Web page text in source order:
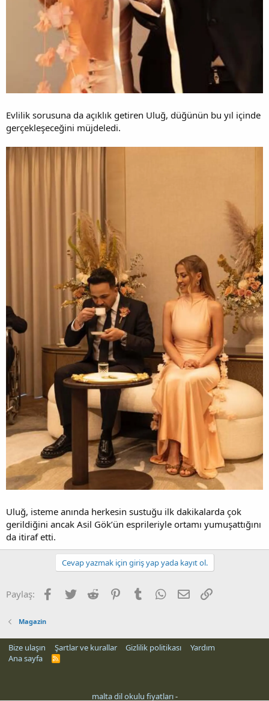
Evlilik sorusuna da açıklık getiren Uluğ, düğünün bu yıl içinde
gerçekleşeceğini müjdeledi.
Uluğ, isteme anında herkesin sustuğu ilk dakikalarda çok
gerildiğini ancak Asil Gök’ün esprileriyle ortamı yumuşattığını
da itiraf etti.
Cevap yazmak için giriş yap yada kayıt ol.
Paylaş: Facebook
Twitter Reddit PinterestTumblr WhatsApp
E-posta
Magazin
Bize ulaşın Şartlar ve kurallar Gizlilik politikası
Yardım
Ana sayfa
R
malta dil okulu fiyatları-